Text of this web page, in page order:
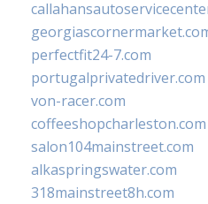
perfectfit24-7.com
portugalprivatedriver.com
von-racer.com
coffeeshopcharleston.com
salon104mainstreet.com
alkaspringswater.com
318mainstreet8h.com